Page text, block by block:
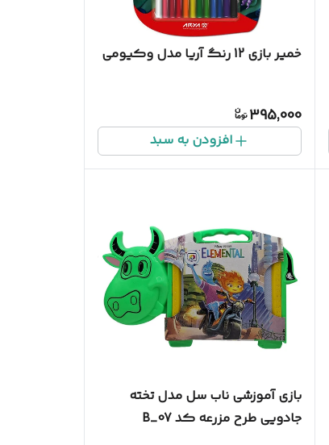
خمیر بازی 12 رنگ آریا مدل وکیومی
395,000
افزودن به سبد
بازی آموزشی ناب سل مدل تخته
جادویی طرح مزرعه کد B_07